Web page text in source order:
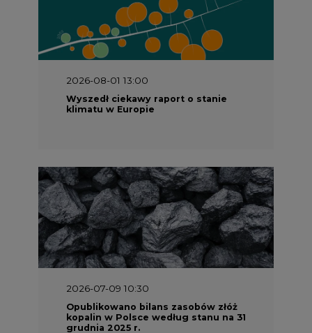
2026-08-01 13:00
Wyszedł ciekawy raport o stanie
klimatu w Europie
2026-07-09 10:30
Opublikowano bilans zasobów złóż
kopalin w Polsce według stanu na 31
grudnia 2025 r.